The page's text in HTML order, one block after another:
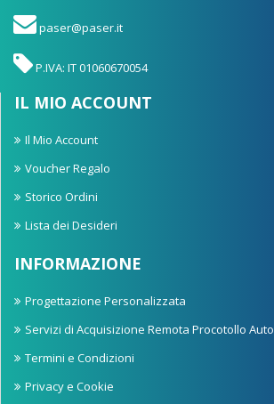
paser@paser.it
P.IVA: IT 01060670054
IL MIO ACCOUNT
Il Mio Account
Voucher Regalo
Storico Ordini
Lista dei Desideri
INFORMAZIONE
Progettazione Personalizzata
Servizi di Acquisizione Remota Procotollo Auto
Termini e Condizioni
Privacy e Cookie